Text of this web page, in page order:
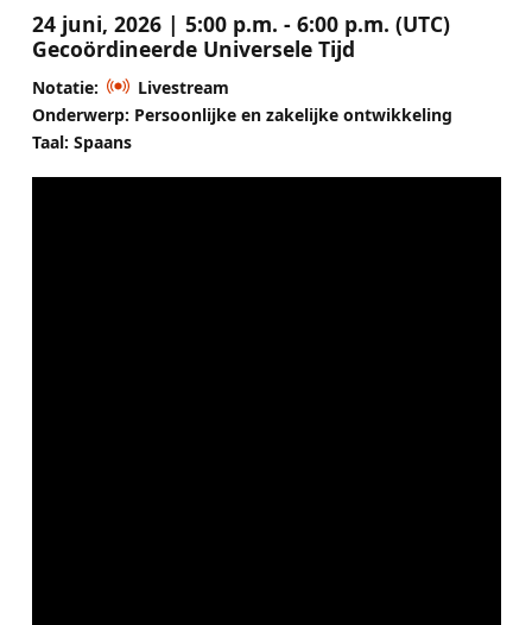
24 juni, 2026 | 5:00 p.m. - 6:00 p.m. (UTC)
Gecoördineerde Universele Tijd
Notatie:
Livestream
Onderwerp: Persoonlijke en zakelijke ontwikkeling
Taal: Spaans